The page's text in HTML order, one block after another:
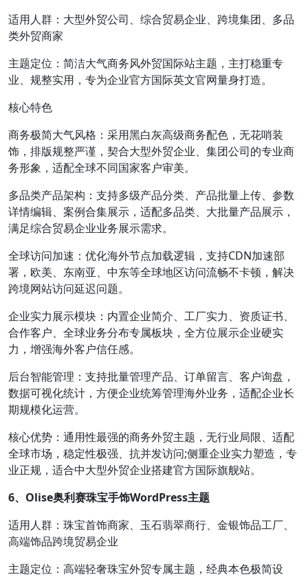
适用人群：大型外贸公司、综合贸易企业、跨境集团、多品
类外贸商家
主题定位：简洁大气商务风外贸国际站主题，主打稳重专
业、规整实用，专为企业官方国际英文官网量身打造。
核心特色
商务极简大气风格：采用黑白灰高级商务配色，无花哨装
饰，排版规整严谨，契合大型外贸企业、集团公司的专业商
务形象，适配全球不同国家客户审美。
多品类产品架构：支持多级产品分类、产品批量上传、参数
详情编辑、案例合集展示，适配多品类、大批量产品展示，
满足综合贸易企业业务展示需求。
全球访问加速：优化海外节点加载逻辑，支持CDN加速部
署，欧美、东南亚、中东等全球地区访问流畅不卡顿，解决
跨境网站访问延迟问题。
企业实力展示模块：内置企业简介、工厂实力、资质证书、
合作客户、全球业务分布专属板块，全方位展示企业硬实
力，增强海外客户信任感。
后台智能管理：支持批量管理产品、订单留言、客户询盘，
数据可视化统计，方便企业统筹管理海外业务，适配企业长
期规模化运营。
核心优势：通用性最强的商务外贸主题，无行业局限、适配
全球市场，稳定性极强、抗并发访问;侧重企业实力塑造，专
业正规，适合中大型外贸企业搭建官方国际旗舰站。
6、Olise奥利赛珠宝手饰WordPress主题
适用人群：珠宝首饰商家、玉石翡翠商行、金银饰品工厂、
高端饰品跨境贸易企业
主题定位：高端轻奢珠宝外贸专属主题，经典本色极简设